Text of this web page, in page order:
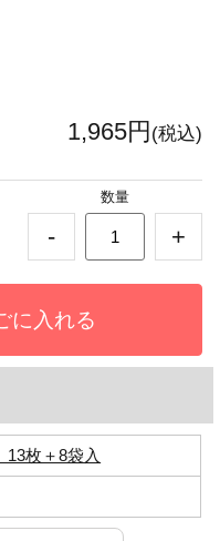
1,965円 (税込)
-
数量
+
13枚＋8袋入